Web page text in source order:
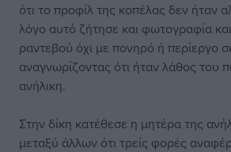
ότι το προφίλ της κοπέλας δεν ήταν
λόγο αυτό ζήτησε και φωτογραφία
ραντεβού όχι με πονηρό ή περίεργο
αναγνωρίζοντας ότι ήταν λάθος του
ανήλικη.
Στην δίκη κατέθεσε η μητέρα της
μεταξύ άλλων ότι τρείς φορές